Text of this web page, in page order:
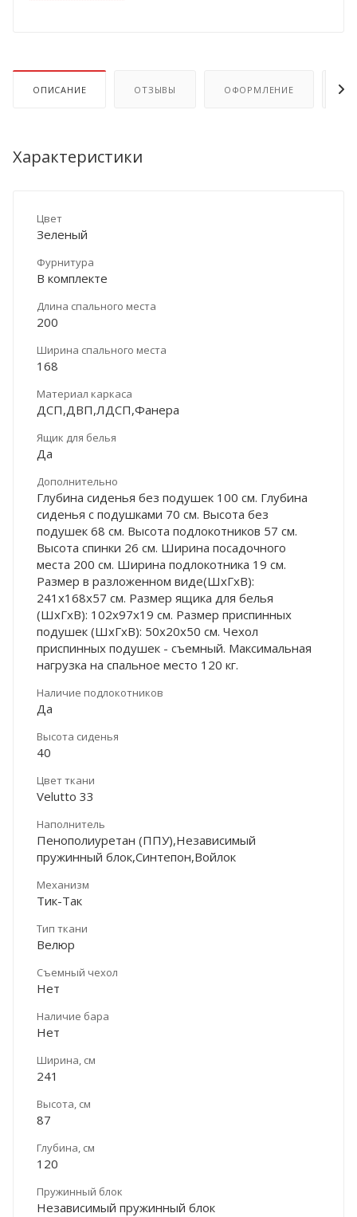
ОПИСАНИЕ ОТЗЫВЫ ОФОРМЛЕНИЕ
Характеристики
Цвет
Зеленый
Фурнитура
В комплекте
Длина спального места
200
Ширина спального места
168
Материал каркаса
ДСП,ДВП,ЛДСП,Фанера
Ящик для белья
Да
Дополнительно
Глубина сиденья без подушек 100 см. Глубина
сиденья с подушками 70 см. Высота без
подушек 68 см. Высота подлокотников 57 см.
Высота спинки 26 см. Ширина посадочного
места 200 см. Ширина подлокотника 19 см.
Размер в разложенном виде(ШхГхВ):
241х168х57 см. Размер ящика для белья
(ШхГхВ): 102х97х19 см. Размер приспинных
подушек (ШхГхВ): 50х20х50 см. Чехол
приспинных подушек - съемный. Максимальная
нагрузка на спальное место 120 кг.
Наличие подлокотников
Да
Высота сиденья
40
Цвет ткани
Velutto 33
Наполнитель
Пенополиуретан (ППУ),Независимый
пружинный блок,Синтепон,Войлок
Механизм
Тик-Так
Тип ткани
Велюр
Съемный чехол
Нет
Наличие бара
Нет
Ширина, см
241
Высота, см
87
Глубина, см
120
Пружинный блок
Независимый пружинный блок